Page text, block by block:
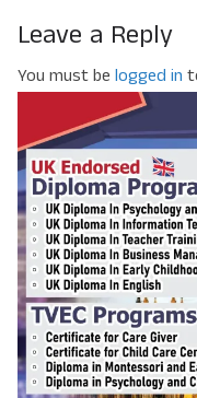
Leave a Reply
You must be logged in